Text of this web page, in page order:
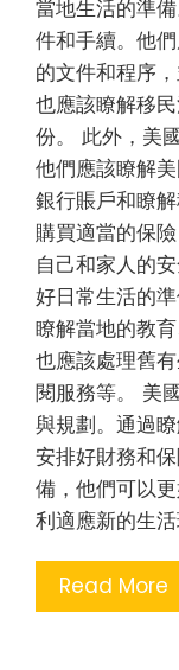
當地生活的準
件和手續。他
的文件和程序
也應該瞭解移
份。 此外，美
他們應該瞭解
銀行賬戶和瞭
購買適當的保
自己和家人的
好日常生活的
瞭解當地的教
也應該處理舊
閱服務等。 美
與規劃。通過
安排好財務和
備，他們可以
利適應新的生活
Read More